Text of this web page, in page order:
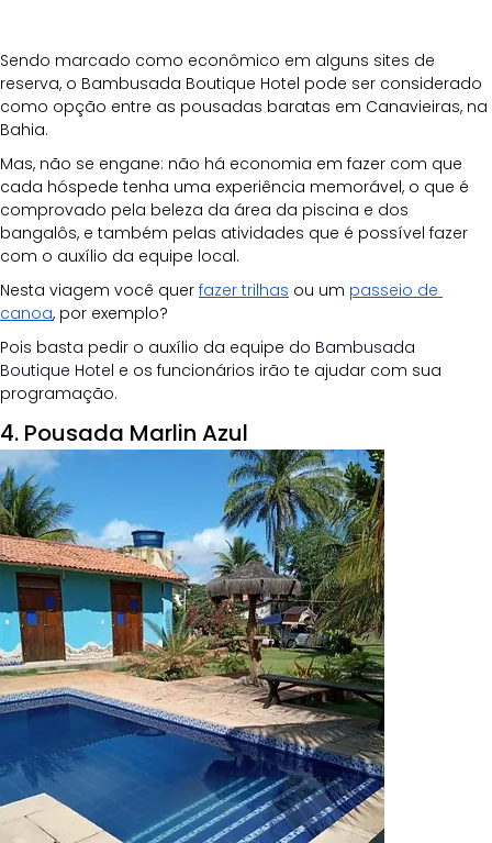
Sendo marcado como econômico em alguns sites de
reserva, o Bambusada Boutique Hotel pode ser considerado
como opção entre as pousadas baratas em Canavieiras, na
Bahia.
Mas, não se engane: não há economia em fazer com que
cada hóspede tenha uma experiência memorável, o que é
comprovado pela beleza da área da piscina e dos
bangalôs, e também pelas atividades que é possível fazer
com o auxílio da equipe local.
Nesta viagem você quer fazer trilhas ou um passeio de
canoa, por exemplo?
Pois basta pedir o auxílio da equipe do Bambusada
Boutique Hotel e os funcionários irão te ajudar com sua
programação.
4. Pousada Marlin Azul